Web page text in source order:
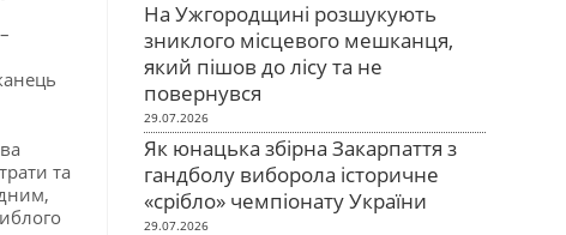
та
На Ужгородщині розшукують
зниклого місцевого мешканця,
який пішов до лісу та не
повернувся
29.07.2026
Як юнацька збірна Закарпаття з
гандболу виборола історичне
«срібло» чемпіонату України
29.07.2026